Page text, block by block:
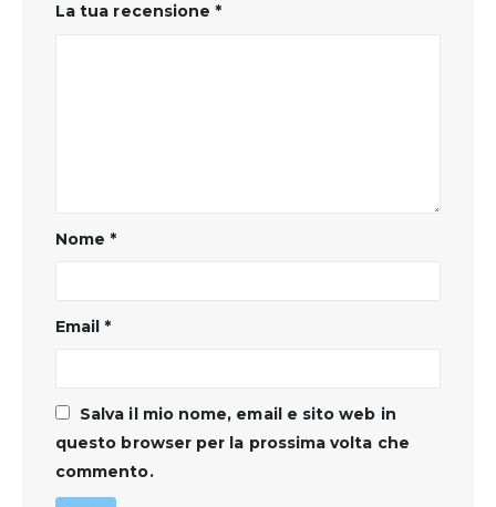
La tua recensione *
Nome *
Email *
Salva il mio nome, email e sito web in
questo browser per la prossima volta che
commento.